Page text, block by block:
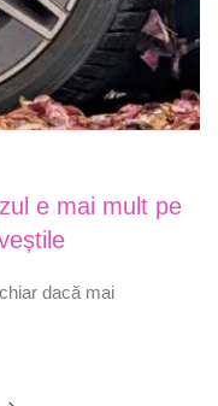
e mai mult pe
dacă mai